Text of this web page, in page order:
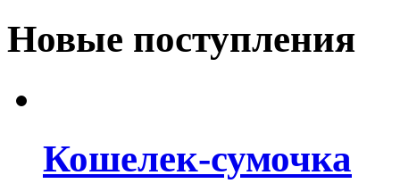
Новые поступления
Кошелек-сумочка